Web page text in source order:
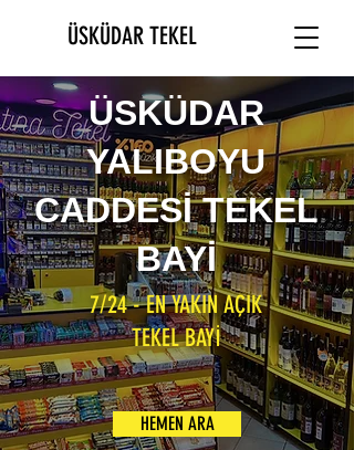
ÜSKÜDAR TEKEL
ÜSKÜDAR
YALIBOYU
CADDESİ TEKEL
BAYİ
7/24 - EN YAKIN AÇIK
TEKEL BAYİ
HEMEN ARA